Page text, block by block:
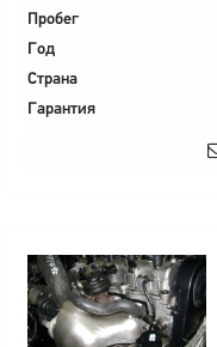
Пробег
Год
Страна
Гарантия